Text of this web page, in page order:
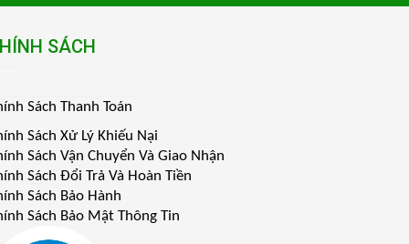
SÁCH
Sách Thanh Toán
Sách Xử Lý Khiếu Nại
Sách Vận Chuyển Và Giao Nhận
Sách Đổi Trả Và Hoàn Tiền
Sách Bảo Hành
Sách Bảo Mật Thông Tin